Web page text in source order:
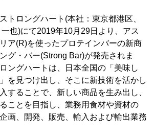
トロングハート(本社：東京都港区、
也)にて2019年10月29日より、アス
ア(R)を使ったプロテインバーの新商
グ・バー(Strong Bar)が発売されま
ングハートは、日本全国の「美味し
を見つけ出し、そこに新技術を活かし
することで、新しい商品を生み出し、
ことを目指し、業務用食材や資材の
画、開発、販売、輸入および輸出業務